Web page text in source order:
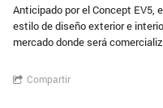
Anticipado por el Concept EV5,
estilo de diseño exterior e
mercado donde será
Compartir